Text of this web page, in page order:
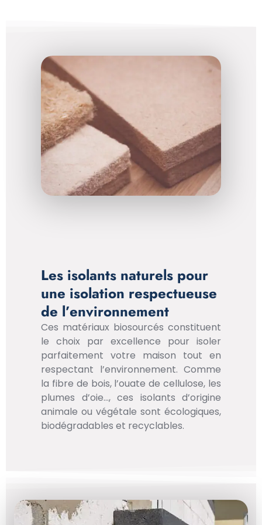
Les isolants naturels pour
une isolation respectueuse
de l’environnement
Ces matériaux biosourcés constituent
le choix par excellence pour isoler
parfaitement votre maison tout en
respectant l’environnement. Comme
la fibre de bois, l’ouate de cellulose, les
plumes d’oie…, ces isolants d’origine
animale ou végétale sont écologiques,
biodégradables et recyclables.